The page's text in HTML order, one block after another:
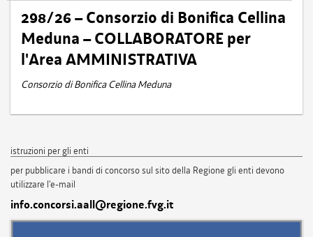
298/26 – Consorzio di Bonifica Cellina
Meduna – COLLABORATORE per
l'Area AMMINISTRATIVA
Consorzio di Bonifica Cellina Meduna
istruzioni per gli enti
per pubblicare i bandi di concorso sul sito della Regione gli enti devono
utilizzare l'e-mail
info.concorsi.aall@regione.fvg.it